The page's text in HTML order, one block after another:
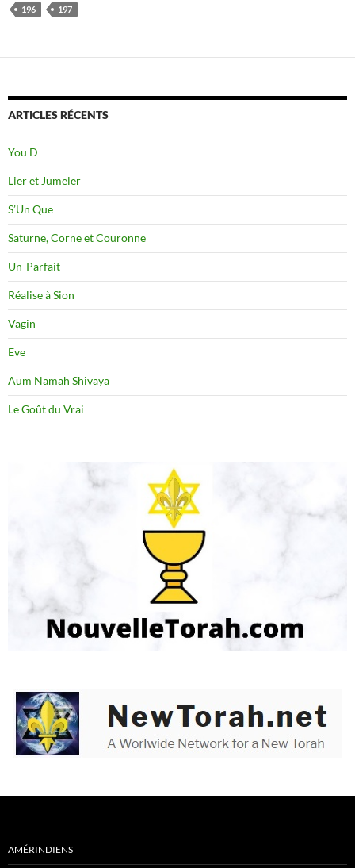
196 197
ARTICLES RÉCENTS
You D
Lier et Jumeler
S’Un Que
Saturne, Corne et Couronne
Un-Parfait
Réalise à Sion
Vagin
Eve
Aum Namah Shivaya
Le Goût du Vrai
AMÉRINDIENS